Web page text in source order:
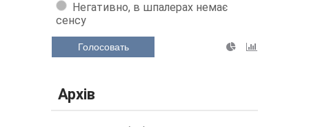
Негативно, в шпалерах немає
сенсу
Голосовать
Архів